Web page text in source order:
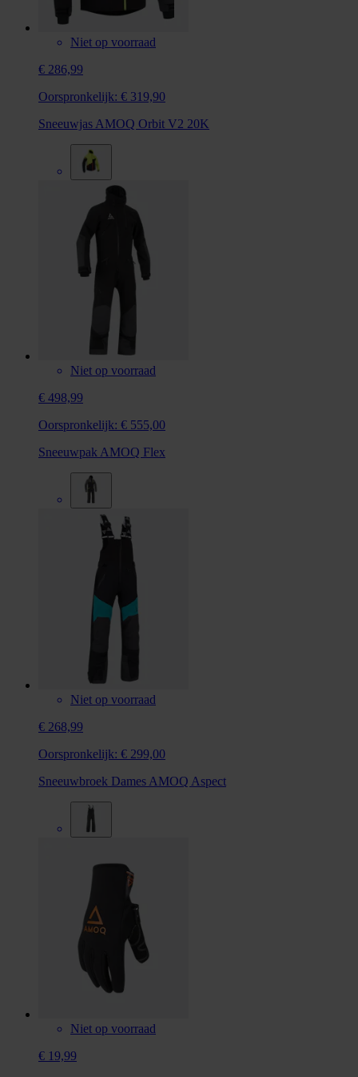
Niet op voorraad
€ 286,99
Oorspronkelijk: € 319,90
Sneeuwjas AMOQ Orbit V2 20K
Niet op voorraad
€ 498,99
Oorspronkelijk: € 555,00
Sneeuwpak AMOQ Flex
Niet op voorraad
€ 268,99
Oorspronkelijk: € 299,00
Sneeuwbroek Dames AMOQ Aspect
Niet op voorraad
€ 19,99